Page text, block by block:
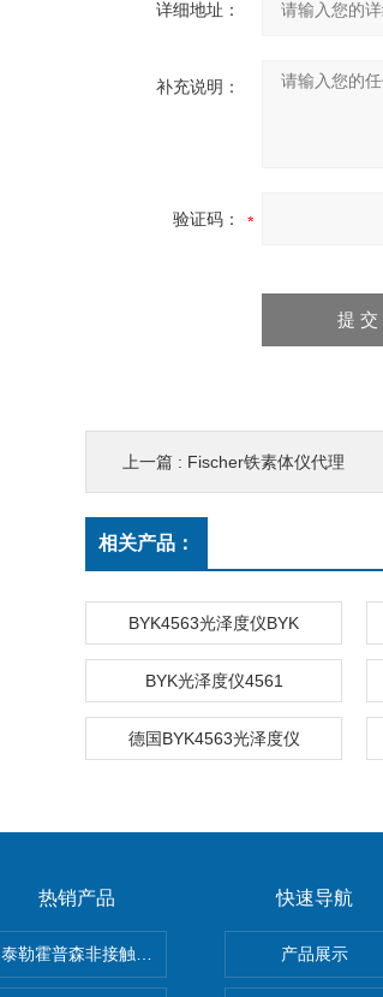
详细地址：
补充说明：
验证码：
上一篇 : Fischer铁素体仪代理
相关产品：
BYK4563光泽度仪BYK
BYK光泽度仪4561
德国BYK4563光泽度仪
热销产品
泰勒霍普森非接触式轮廓仪LUPHOScan 850 HD
快速导航
产品展示